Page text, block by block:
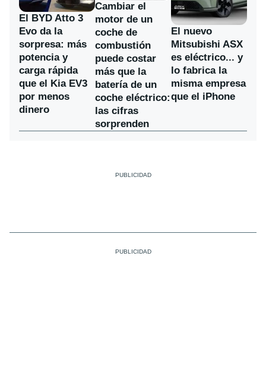
El BYD Atto 3
Evo da la
sorpresa: más
potencia y
carga rápida
que el Kia EV3
por menos
dinero
Cambiar el
motor de un
coche de
combustión
puede costar
más que la
batería de un
coche eléctrico:
las cifras
sorprenden
El nuevo
Mitsubishi ASX
es eléctrico... y
lo fabrica la
misma empresa
que el iPhone